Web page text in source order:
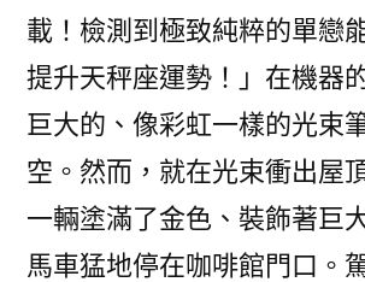
載！檢測到極致純粹的單戀
提升天秤座運勢！」在機器
巨大的、像彩虹一樣的光束
空。然而，就在光束衝出屋
一輛塗滿了金色、裝飾著巨
馬車猛地停在咖啡館門口。